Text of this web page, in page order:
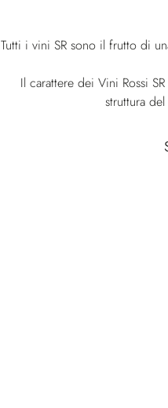
Tutti i vini SR sono il frutto di
Il carattere dei Vini Rossi
struttura